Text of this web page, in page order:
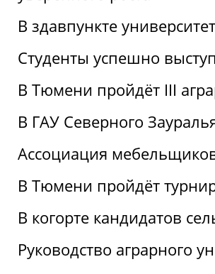
В здавпункте
Студенты успешно
В Тюмени пройдёт III
В ГАУ Северного
Ассоциация
В Тюмени пройдёт
В когорте кандидатов
Руководство аграрного